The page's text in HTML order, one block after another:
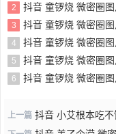
2 抖音 童锣烧 微密圈图片分享
3 抖音 童锣烧 微密圈图片分享
4 抖音 童锣烧 微密圈图片分
5 抖音 童锣烧 微密圈图片分
6 抖音 童锣烧 微密圈
上一篇 抖音 小艾根本吃不